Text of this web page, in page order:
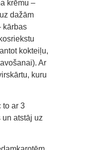
krēmu –
dažām
kārbas
kokteiļu,
Ar
kuru
to ar 3
atstāj uz